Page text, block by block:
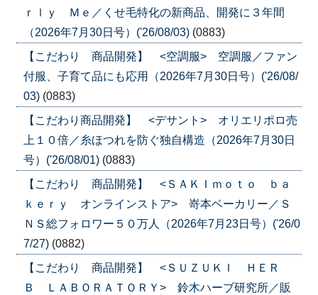
ｒｌｙ Ｍｅ／くせ毛特化の新商品、開発に３年間
（2026年7月30日号）('26/08/03) (0883)
【こだわり 商品開発】 <空調服> 空調服／ファン
付服、子育て品にも応用（2026年7月30日号）('26/08/
03) (0883)
【こだわり商品開発】 <デサント> オリエリポロ売
上１０倍／糸ほつれを防ぐ独自構造（2026年7月30日
号）('26/08/01) (0883)
【こだわり 商品開発】 <ＳＡＫＩｍｏｔｏ ｂａ
ｋｅｒｙ オンラインストア> 嵜本ベーカリー／Ｓ
ＮＳ総フォロワー５０万人（2026年7月23日号）('26/0
7/27) (0882)
【こだわり 商品開発】 <ＳＵＺＵＫＩ ＨＥＲ
Ｂ ＬＡＢＯＲＡＴＯＲＹ> 鈴木ハーブ研究所／販